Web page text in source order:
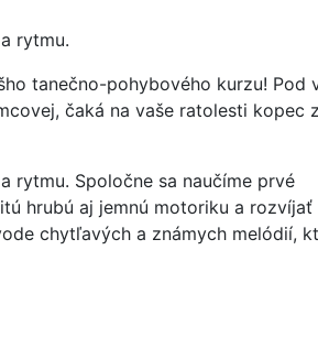
rytmu.
tanečno-pohybového kurzu! Pod
čaká na vaše ratolesti kopec
rytmu. Spoločne sa naučíme prvé
hrubú aj jemnú motoriku a rozvíjať
chytľavých a známych melódií,